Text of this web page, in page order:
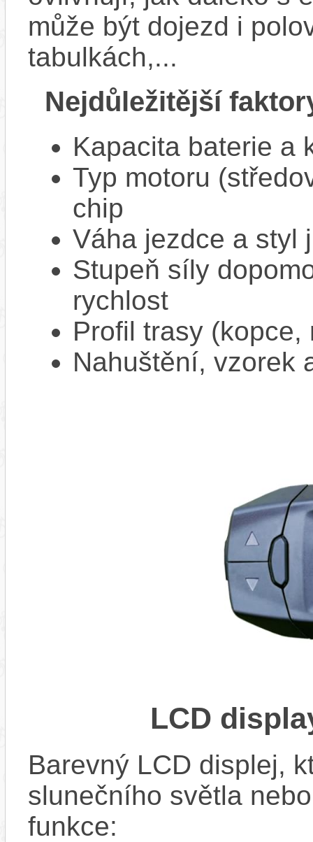
může být dojezd i
tabulkách,...
Nejdůležitější
Kapacita baterie a
Typ motoru
chip
Váha jezdce a styl
Stupeň síly
rychlost
Profil trasy
Nahuštění, vzorek
LCD
Barevný LCD displej,
slunečního světla
funkce: